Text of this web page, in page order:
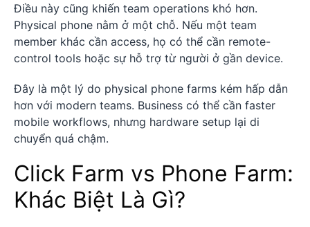
Điều này cũng khiến team operations khó hơn.
Physical phone nằm ở một chỗ. Nếu một team
member khác cần access, họ có thể cần remote-
control tools hoặc sự hỗ trợ từ người ở gần device.
Đây là một lý do physical phone farms kém hấp dẫn
hơn với modern teams. Business có thể cần faster
mobile workflows, nhưng hardware setup lại di
chuyển quá chậm.
Click Farm vs Phone Farm:
Khác Biệt Là Gì?